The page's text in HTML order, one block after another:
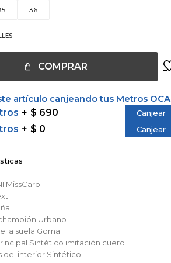
36
COMPRAR
artículo canjeando tus Metros OCA
$ 690 Canjear
$ 0 Canjear
MissCarol
Urbano
la suela Goma
Sintético imitación cuero
del interior Sintético